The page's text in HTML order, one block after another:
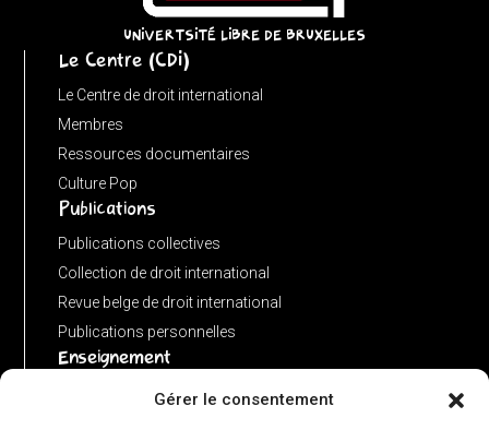
Gérer le consentement
input
URL(input,
window.location.href);
u.pathname.toLowerCase().replace(/\/+$/,
UNIVERTSITÉ LIBRE DE BRUXELLES
Le Centre (CDI)
Le Centre de droit international
Membres
Ressources documentaires
Culture Pop
Publications
Publications collectives
Collection de droit international
Revue belge de droit international
Publications personnelles
Enseignement
Advanced LLM in public international law